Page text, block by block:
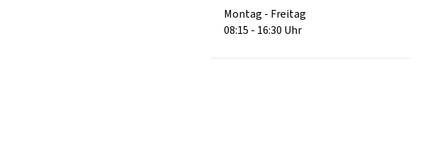
Montag - Freitag
08:15 - 16:30 Uhr